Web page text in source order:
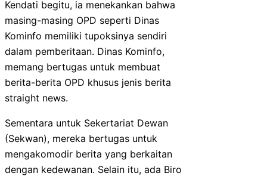
Kendati begitu, ia menekankan bahwa
masing-masing OPD seperti Dinas
Kominfo memiliki tupoksinya sendiri
dalam pemberitaan. Dinas Kominfo,
memang bertugas untuk membuat
berita-berita OPD khusus jenis berita
straight news.
Sementara untuk Sekertariat Dewan
(Sekwan), mereka bertugas untuk
mengakomodir berita yang berkaitan
dengan kedewanan. Selain itu, ada Biro